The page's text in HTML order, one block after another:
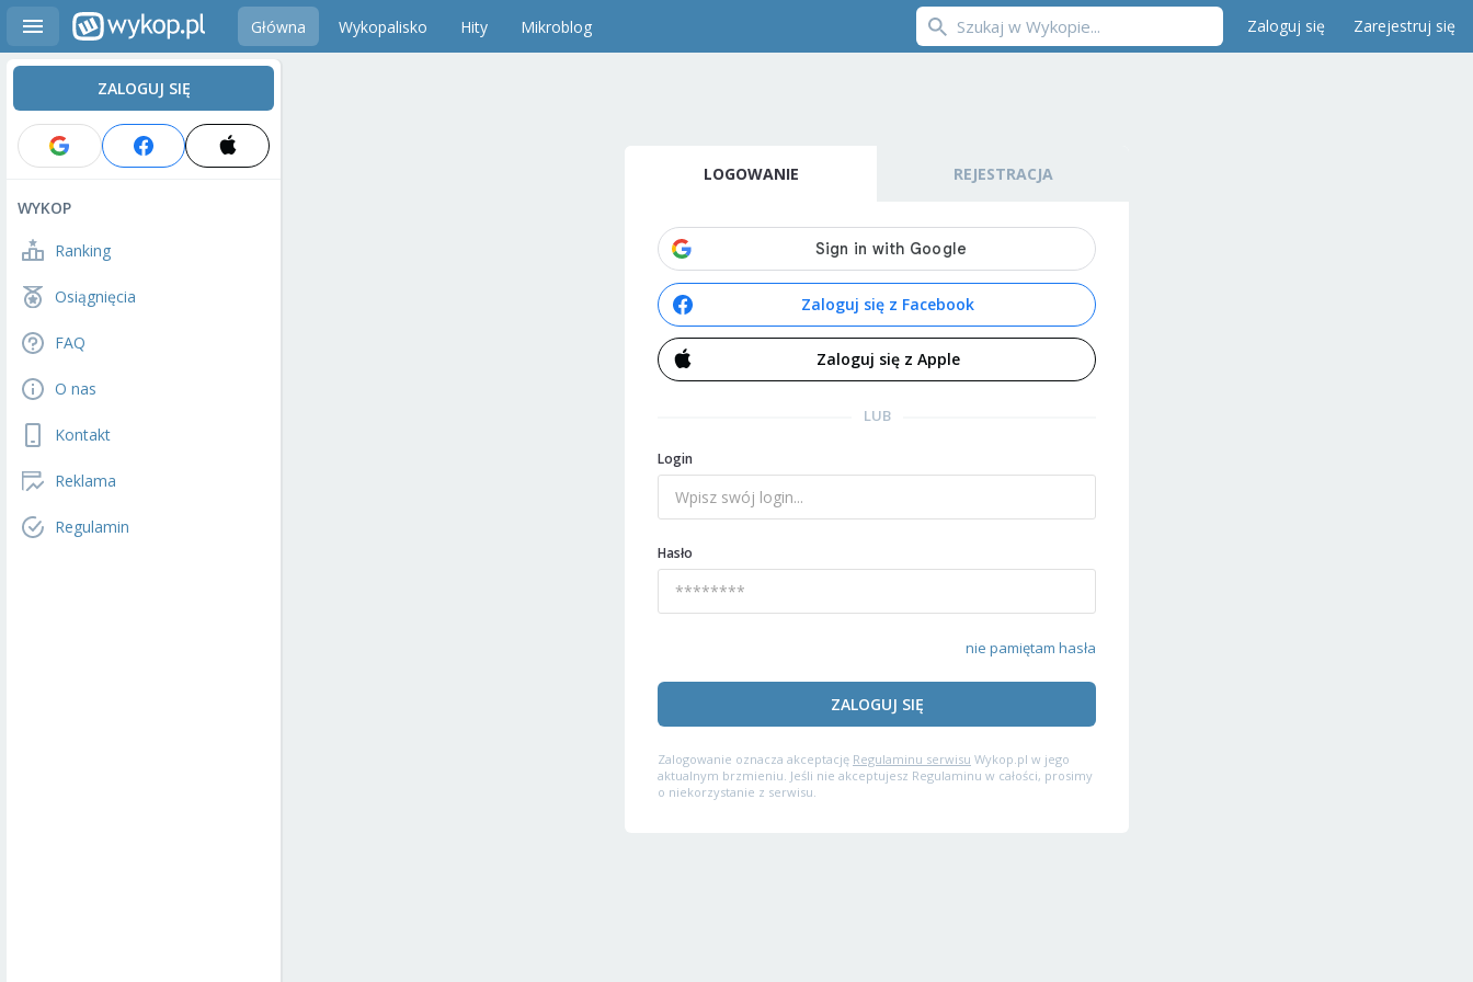
Główna Wykopalisko Hity Mikroblog Zaloguj się Zarejestruj się
ZALOGUJ SIĘ
WYKOP
Ranking
Osiągnięcia
FAQ
O nas
Kontakt
Reklama
Regulamin
LOGOWANIE REJESTRACJA
Zaloguj się z Facebook
Zaloguj się z Apple
LUB
Login
Hasło
nie pamiętam hasła
ZALOGUJ SIĘ
Zalogowanie oznacza akceptację Regulaminu serwisu Wykop.pl w jego
aktualnym brzmieniu. Jeśli nie akceptujesz Regulaminu w całości, prosimy
o niekorzystanie z serwisu.